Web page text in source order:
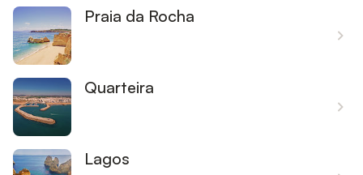
Praia da Rocha
Quarteira
Lagos